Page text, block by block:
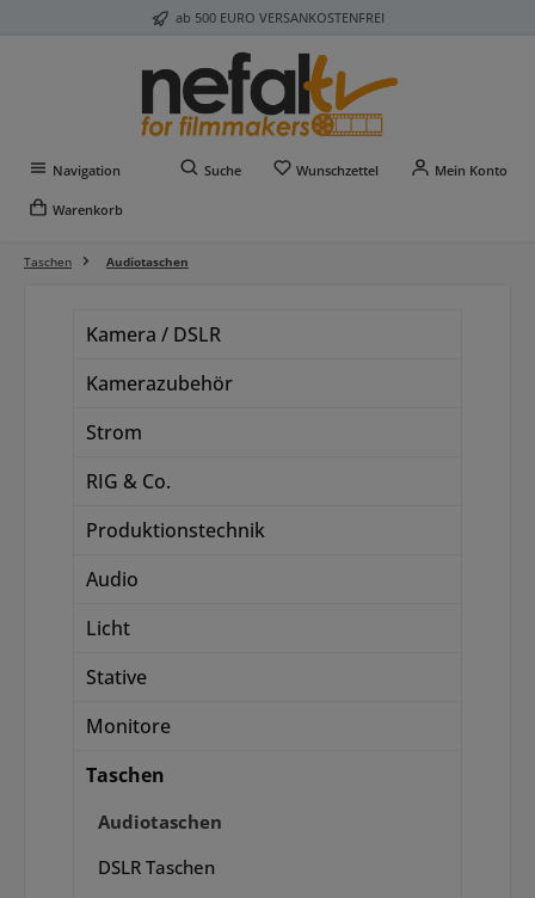
Zum Hauptinhalt springen ab 500 EURO VERSANKOSTENFREI
Navigation Suche Wunschzettel Du hast 0 Produkte auf
Mein Konto
Warenkorb
Taschen Audiotaschen
Kamera / DSLR
Kamerazubehör
Strom
RIG & Co.
Produktionstechnik
Audio
Licht
Stative
Monitore
Taschen
Audiotaschen
DSLR Taschen